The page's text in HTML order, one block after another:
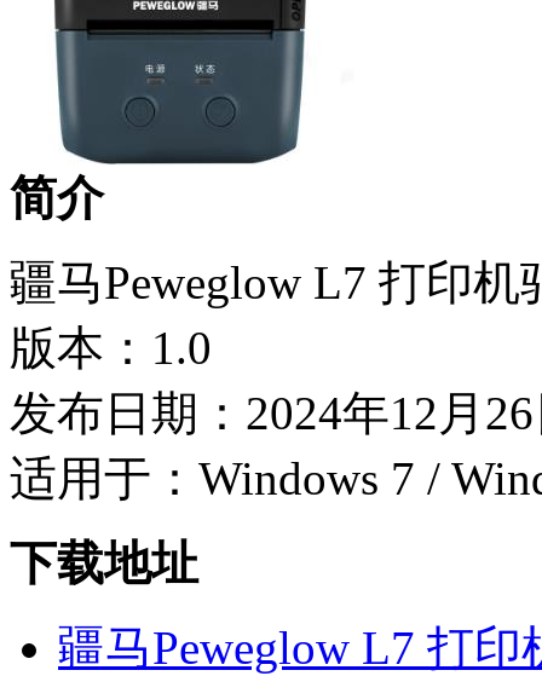
简介
疆马Peweglow L7 打印机
版本：1.0
发布日期：2024年12月
适用于：Windows 7 /
下载地址
疆马Peweglow L7 打